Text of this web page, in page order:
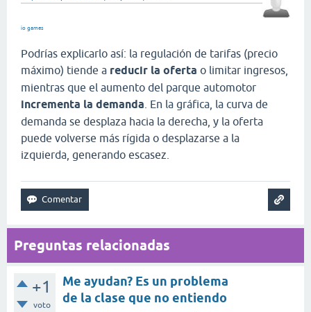
io games
Podrías explicarlo así: la regulación de tarifas (precio
máximo) tiende a reducir la oferta o limitar ingresos,
mientras que el aumento del parque automotor
incrementa la demanda . En la gráfica, la curva de
demanda se desplaza hacia la derecha, y la oferta
puede volverse más rígida o desplazarse a la
izquierda, generando escasez.
Preguntas relacionadas
+1
voto
Me ayudan? Es un problema
de la clase que no entiendo